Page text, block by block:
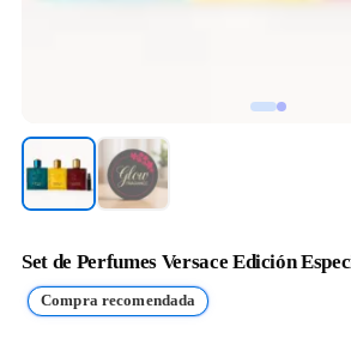
Set de Perfumes Versace Edición
Compra recomendada